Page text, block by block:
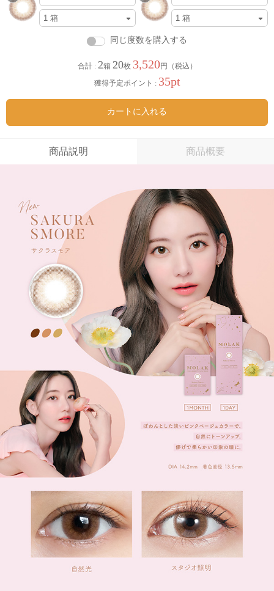
同じ度数を購入する
合計 : 2箱 20枚 3,520円（税込）
獲得予定ポイント : 35pt
カートに入れる
商品説明 商品概要